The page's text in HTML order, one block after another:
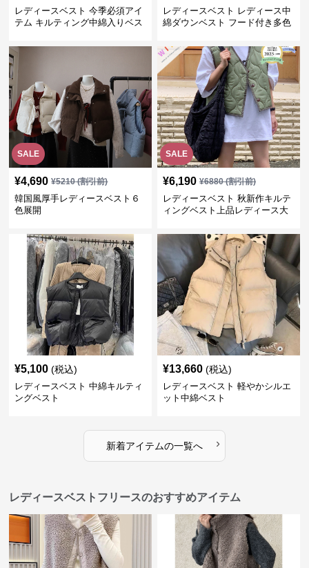
レディースベスト 今季必須アイ
テム キルティング中綿入りベス
レディースベスト レディース中
綿ダウンベスト フード付き多色
SALE
¥4,690 ¥5210(割引前)
韓国風厚手レディースベスト６
色展開
SALE
¥6,190 ¥6880(割引前)
レディースベスト 秋新作キルテ
ィングベスト上品レディース大
¥5,100 (税込)
レディースベスト 中綿キルティ
ングベスト
¥13,660 (税込)
レディースベスト 軽やかシルエ
ット中綿ベスト
新着アイテムの一覧へ ›
レディースベストフリースのおすすめアイテム